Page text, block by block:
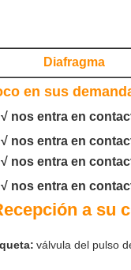
Diafragma
en sus
√ nos entra en
√ nos entra en
√ nos entra en
√ nos entra en
a su
válvula del pulso